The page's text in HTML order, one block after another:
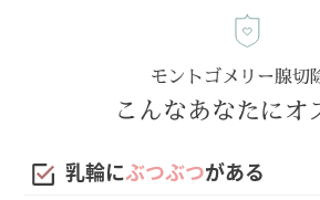
モントゴメリー腺切
こんなあなたにオ
乳輪にぶつぶつがある